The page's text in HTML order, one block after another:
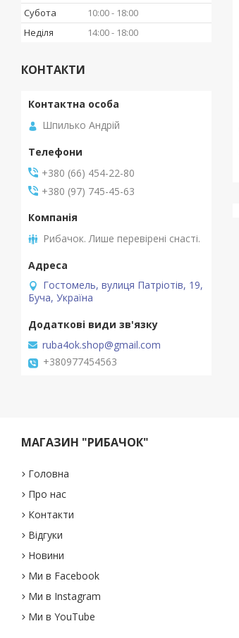
Субота
10:00
18:00
Неділя
14:00 18:00
КОНТАКТИ
Шпилько Андрій
+380 (66) 454-22-80
+380 (97) 745-45-63
Рибачок. Лише перевірені снасті.
Гостомель, вулиця Патріотів, 19,
Буча, Україна
ruba4ok.shop@gmail.com
+380977454563
МАГАЗИН "РИБАЧОК"
Головна
Про нас
Контакти
Відгуки
Новини
Ми в Facebook
Ми в Instagram
Ми в YouTube